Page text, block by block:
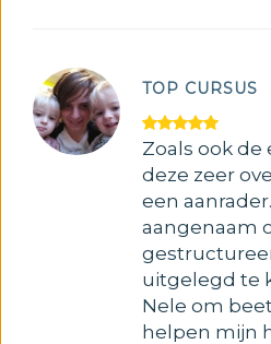
TOP CURSUS
Zoals ook de
deze zeer
een
aangenaam
uitgelegd te
Nele om
helpen mijn